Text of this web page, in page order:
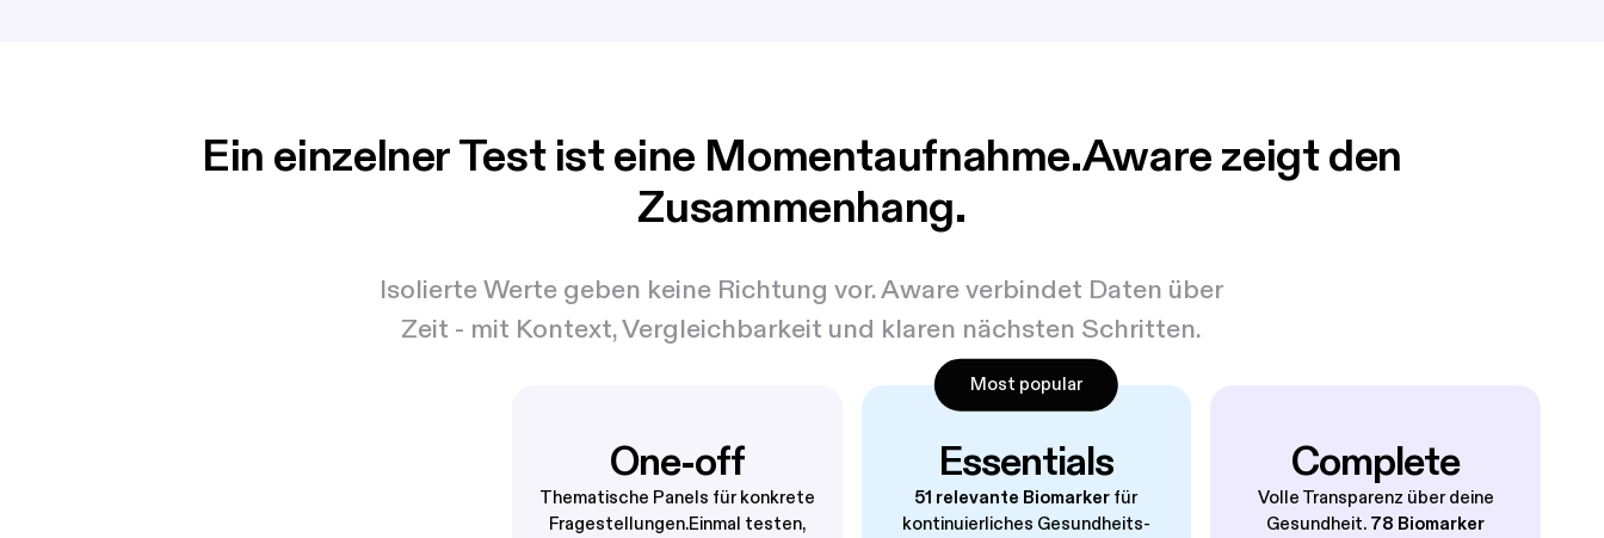
Ein einzelner Test ist eine Momentaufnahme.Aware zeigt den
Zusammenhang.
Isolierte Werte geben keine Richtung vor. Aware verbindet Daten über
Zeit - mit Kontext, Vergleichbarkeit und klaren nächsten Schritten.
One-off
Thematische Panels für konkrete
Fragestellungen.Einmal testen,
Essentials
51 relevante Biomarker für
kontinuierliches Gesundheits-
Most popular
Complete
Volle Transparenz über deine
Gesundheit. 78 Biomarker